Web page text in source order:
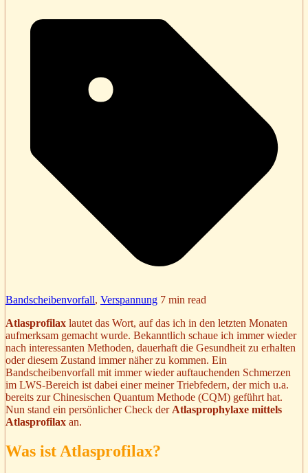
Bandscheibenvorfall, Verspannung 7 min read
Atlasprofilax lautet das Wort, auf das ich in den letzten Monaten
aufmerksam gemacht wurde. Bekanntlich schaue ich immer wieder
nach interessanten Methoden, dauerhaft die Gesundheit zu erhalten
oder diesem Zustand immer näher zu kommen. Ein
Bandscheibenvorfall mit immer wieder auftauchenden Schmerzen
im LWS-Bereich ist dabei einer meiner Triebfedern, der mich u.a.
bereits zur Chinesischen Quantum Methode (CQM) geführt hat.
Nun stand ein persönlicher Check der Atlasprophylaxe mittels
Atlasprofilax an.
Was ist Atlasprofilax?